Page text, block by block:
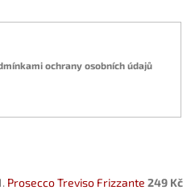
ochrany osobních údajů
Prosecco Treviso Frizzante 249 Kč